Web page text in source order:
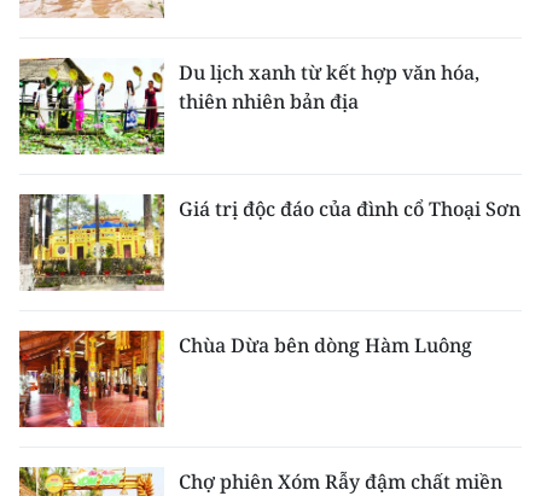
Du lịch xanh từ kết hợp văn hóa,
thiên nhiên bản địa
Giá trị độc đáo của đình cổ Thoại Sơn
Chùa Dừa bên dòng Hàm Luông
Chợ phiên Xóm Rẫy đậm chất miền